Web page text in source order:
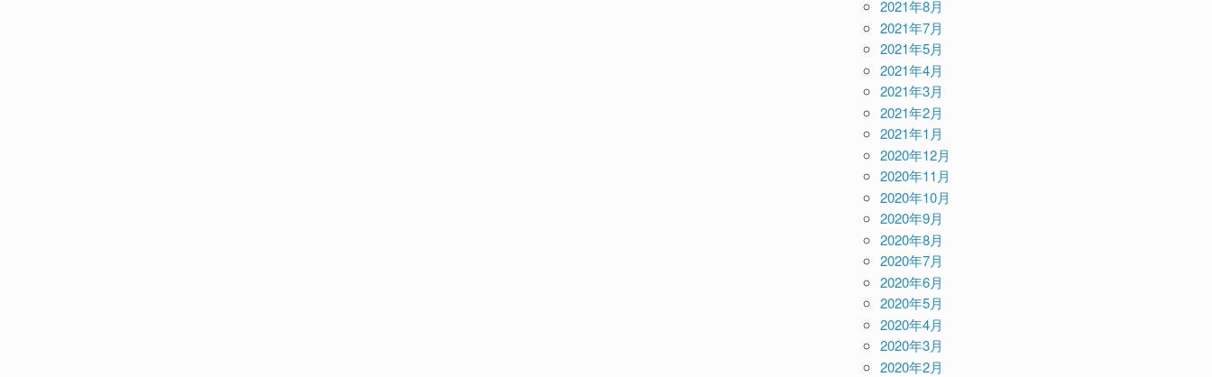
2021年8月
2021年7月
2021年5月
2021年4月
2021年3月
2021年2月
2021年1月
2020年12月
2020年11月
2020年10月
2020年9月
2020年8月
2020年7月
2020年6月
2020年5月
2020年4月
2020年3月
2020年2月